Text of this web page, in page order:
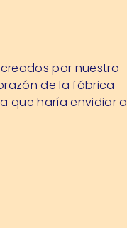
por nuestro
de la fábrica
que haría envidiar a